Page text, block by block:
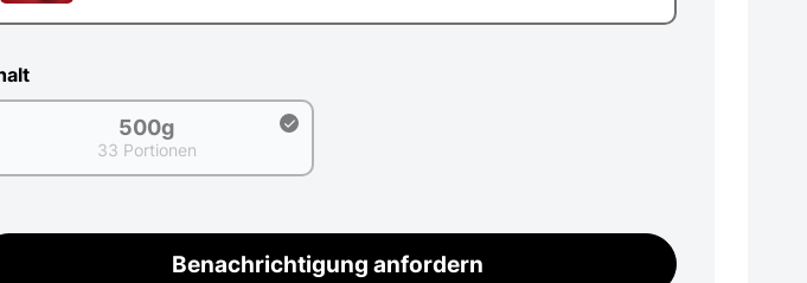
500g
33 Portionen
500g
Benachrichtigung anfordern